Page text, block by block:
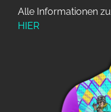
Alle Informationen
HIER